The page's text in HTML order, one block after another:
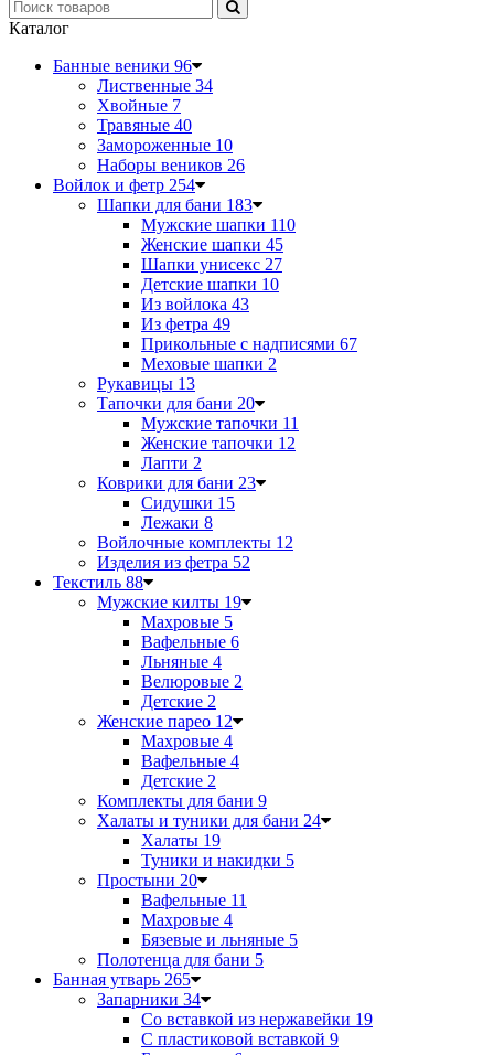
Каталог
Банные веники 96
Лиственные 34
Хвойные 7
Травяные 40
Замороженные 10
Наборы веников 26
Войлок и фетр 254
Шапки для бани 183
Мужские шапки 110
Женские шапки 45
Шапки унисекс 27
Детские шапки 10
Из войлока 43
Из фетра 49
Прикольные с надписями 67
Меховые шапки 2
Рукавицы 13
Тапочки для бани 20
Мужские тапочки 11
Женские тапочки 12
Лапти 2
Коврики для бани 23
Сидушки 15
Лежаки 8
Войлочные комплекты 12
Изделия из фетра 52
Текстиль 88
Мужские килты 19
Махровые 5
Вафельные 6
Льняные 4
Велюровые 2
Детские 2
Женские парео 12
Махровые 4
Вафельные 4
Детские 2
Комплекты для бани 9
Халаты и туники для бани 24
Халаты 19
Туники и накидки 5
Простыни 20
Вафельные 11
Махровые 4
Бязевые и льняные 5
Полотенца для бани 5
Банная утварь 265
Запарники 34
Со вставкой из нержавейки 19
С пластиковой вставкой 9